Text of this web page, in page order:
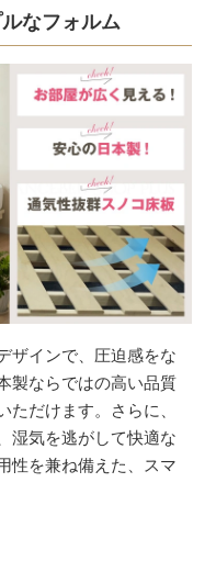
なフォルム
ザインで、圧迫感をな
製ならではの高い品質
だけます。さらに、
湿気を逃がして快適な
性を兼ね備えた、スマ